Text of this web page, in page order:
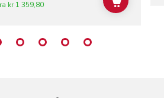
kr 1 359,80 ADD TO